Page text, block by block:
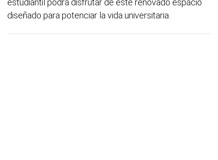
estudiantil podrá disfrutar de este renovado espacio
diseñado para potenciar la vida universitaria.